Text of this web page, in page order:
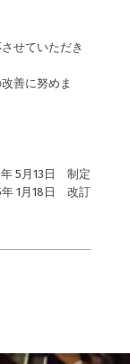
せていただき
善に努めま
5月13日 制定
年 1月18日 改訂